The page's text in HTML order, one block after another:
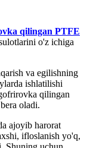
qilingan PTFE
o'z ichiga
va egilishning
ishlatilishi
qilingan
oladi.
ajoyib harorat
ifloslanish yo'q,